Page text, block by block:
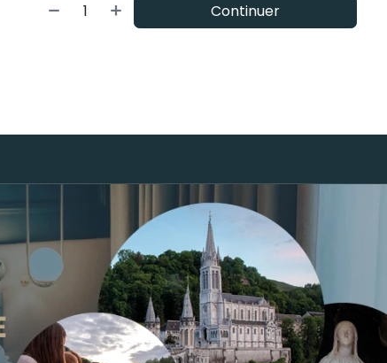
Continuer